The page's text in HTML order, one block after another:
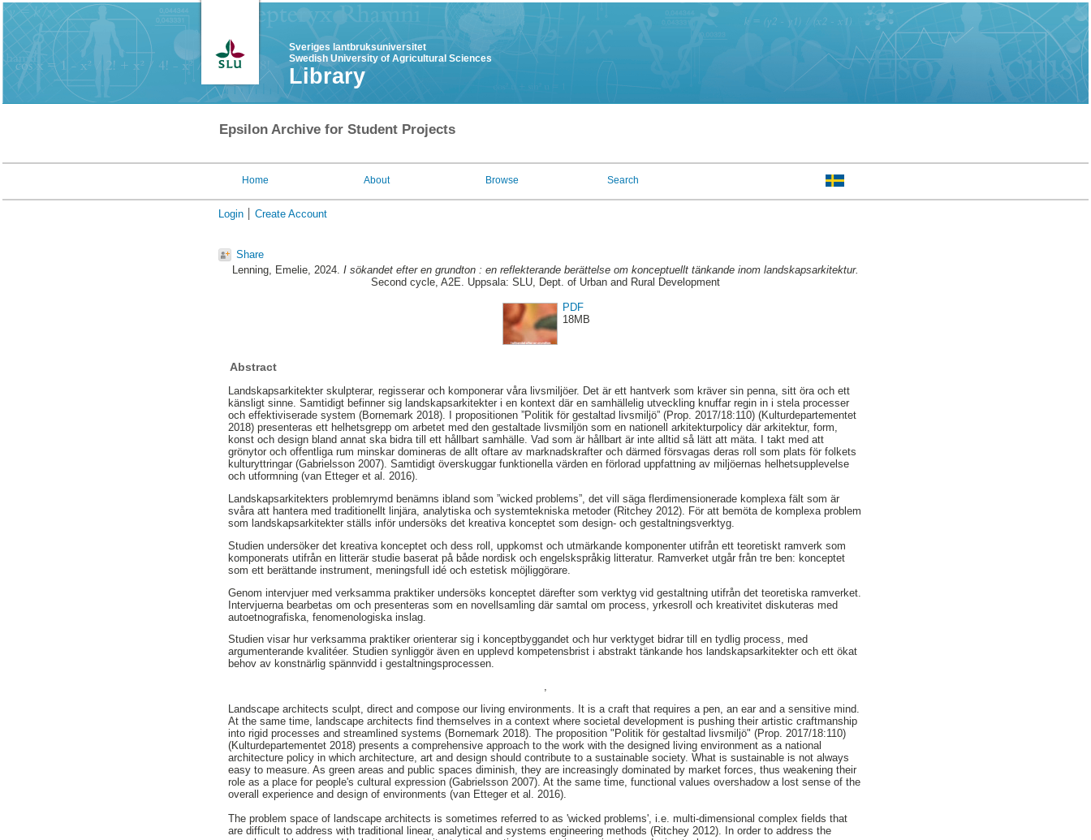
Sveriges lantbruksuniversitet
Swedish University of Agricultural Sciences
Library
Epsilon Archive for Student Projects
Home About Browse Search
Login Create Account
Share
Lenning, Emelie, 2024. I sökandet efter en grundton : en reflekterande berättelse om konceptuellt tänkande inom landskapsarkitektur.
Second cycle, A2E. Uppsala: SLU, Dept. of Urban and Rural Development
PDF
18MB
Abstract
Landskapsarkitekter skulpterar, regisserar och komponerar våra livsmiljöer. Det är ett hantverk som kräver sin penna, sitt öra och ett
känsligt sinne. Samtidigt befinner sig landskapsarkitekter i en kontext där en samhällelig utveckling knuffar regin in i stela processer
och effektiviserade system (Bornemark 2018). I propositionen ”Politik för gestaltad livsmiljö” (Prop. 2017/18:110) (Kulturdepartementet
2018) presenteras ett helhetsgrepp om arbetet med den gestaltade livsmiljön som en nationell arkitekturpolicy där arkitektur, form,
konst och design bland annat ska bidra till ett hållbart samhälle. Vad som är hållbart är inte alltid så lätt att mäta. I takt med att
grönytor och offentliga rum minskar domineras de allt oftare av marknadskrafter och därmed försvagas deras roll som plats för folkets
kulturyttringar (Gabrielsson 2007). Samtidigt överskuggar funktionella värden en förlorad uppfattning av miljöernas helhetsupplevelse
och utformning (van Etteger et al. 2016).
Landskapsarkitekters problemrymd benämns ibland som ”wicked problems”, det vill säga flerdimensionerade komplexa fält som är
svåra att hantera med traditionellt linjära, analytiska och systemtekniska metoder (Ritchey 2012). För att bemöta de komplexa problem
som landskapsarkitekter ställs inför undersöks det kreativa konceptet som design- och gestaltningsverktyg.
Studien undersöker det kreativa konceptet och dess roll, uppkomst och utmärkande komponenter utifrån ett teoretiskt ramverk som
komponerats utifrån en litterär studie baserat på både nordisk och engelskspråkig litteratur. Ramverket utgår från tre ben: konceptet
som ett berättande instrument, meningsfull idé och estetisk möjliggörare.
Genom intervjuer med verksamma praktiker undersöks konceptet därefter som verktyg vid gestaltning utifrån det teoretiska ramverket.
Intervjuerna bearbetas om och presenteras som en novellsamling där samtal om process, yrkesroll och kreativitet diskuteras med
autoetnografiska, fenomenologiska inslag.
Studien visar hur verksamma praktiker orienterar sig i konceptbyggandet och hur verktyget bidrar till en tydlig process, med
argumenterande kvalitéer. Studien synliggör även en upplevd kompetensbrist i abstrakt tänkande hos landskapsarkitekter och ett ökat
behov av konstnärlig spännvidd i gestaltningsprocessen.
,
Landscape architects sculpt, direct and compose our living environments. It is a craft that requires a pen, an ear and a sensitive mind.
At the same time, landscape architects find themselves in a context where societal development is pushing their artistic craftmanship
into rigid processes and streamlined systems (Bornemark 2018). The proposition "Politik för gestaltad livsmiljö" (Prop. 2017/18:110)
(Kulturdepartementet 2018) presents a comprehensive approach to the work with the designed living environment as a national
architecture policy in which architecture, art and design should contribute to a sustainable society. What is sustainable is not always
easy to measure. As green areas and public spaces diminish, they are increasingly dominated by market forces, thus weakening their
role as a place for people's cultural expression (Gabrielsson 2007). At the same time, functional values overshadow a lost sense of the
overall experience and design of environments (van Etteger et al. 2016).
The problem space of landscape architects is sometimes referred to as 'wicked problems', i.e. multi-dimensional complex fields that
are difficult to address with traditional linear, analytical and systems engineering methods (Ritchey 2012). In order to address the